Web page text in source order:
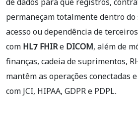
permaneçam totalmente dentro
acesso ou dependência de
comHL7 FHIReDICOM, além de
finanças, cadeia de suprimentos,
mantêm as operações conectadas
com JCI, HIPAA, GDPR e PDPL.